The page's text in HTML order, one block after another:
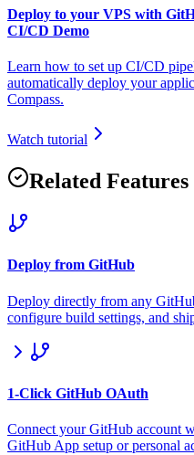
Deploy to your VPS with
CI/CD Demo
Learn how to set up CI/CD
automatically deploy your
Compass.
Watch tutorial
Related Features
Deploy from GitHub
Deploy directly from any
configure build settings, and
1-Click GitHub OAuth
Connect your GitHub account
GitHub App setup or personal